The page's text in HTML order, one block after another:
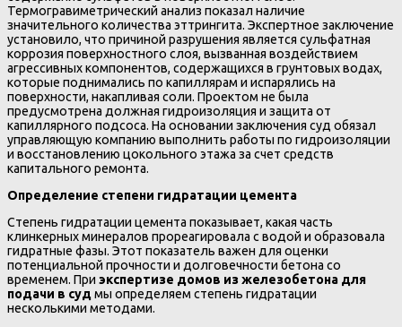
Термогравиметрический анализ показал наличие
значительного количества эттрингита. Экспертное заключение
установило, что причиной разрушения является сульфатная
коррозия поверхностного слоя, вызванная воздействием
агрессивных компонентов, содержащихся в грунтовых водах,
которые поднимались по капиллярам и испарялись на
поверхности, накапливая соли. Проектом не была
предусмотрена должная гидроизоляция и защита от
капиллярного подсоса. На основании заключения суд обязал
управляющую компанию выполнить работы по гидроизоляции
и восстановлению цокольного этажа за счет средств
капитального ремонта.
Определение степени гидратации цемента
Степень гидратации цемента показывает, какая часть
клинкерных минералов прореагировала с водой и образовала
гидратные фазы. Этот показатель важен для оценки
потенциальной прочности и долговечности бетона со
временем. При экспертизе домов из железобетона для
подачи в судмы определяем степень гидратации
несколькими методами.